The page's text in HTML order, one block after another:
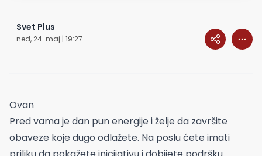
Svet Plus
ned, 24. maj | 19:27
Ovan
Pred vama je dan pun energije i želje da završite
obaveze koje dugo odlažete. Na poslu ćete imati